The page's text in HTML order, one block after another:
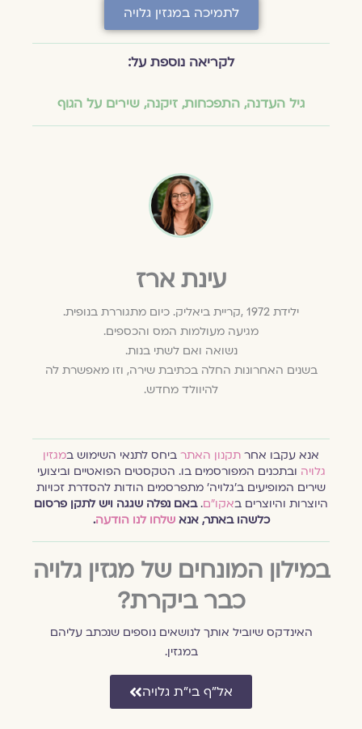
לתמיכה במגזין גלויה
לקריאה נוספת על:
גיל העדנה,התפכחות,זיקנה,שירים על הגוף
עינת ארז
ילידת 1972 ,קריית ביאליק. כיום מתגוררת בנופית.
מגיעה מעולמות המס והכספים.
נשואה ואם לשתי בנות.
בשנים האחרונות החלה בכתיבת שירה, וזו מאפשרת לה
להיוולד מחדש.
אנא עקבו אחרתקנון האתרביחס לתנאי השימוש ב מגזין
גלויהובתכנים המפורסמים בו. הטקסטים הפואטיים וביצועי
שירים המופיעים ב׳גלויה׳ מתפרסמים הודות להסדרת זכויות
היוצרות והיוצרים ב אקו״ם.באם נפלה שגגה ויש לתקן פרסום
כלשהו באתר, אנאשלחו לנו הודעה.
במילון המונחים של מגזין גלויה
כבר ביקרת?
האינדקס שיוביל אותך לנושאים נוספים שנכתב עליהם
במגזין.
אל״ף בי״ת גלויה